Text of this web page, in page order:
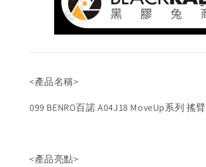
<產品名稱>
099 BENRO百諾 A04J18 MoveUp系列 搖臂
<產品亮點>